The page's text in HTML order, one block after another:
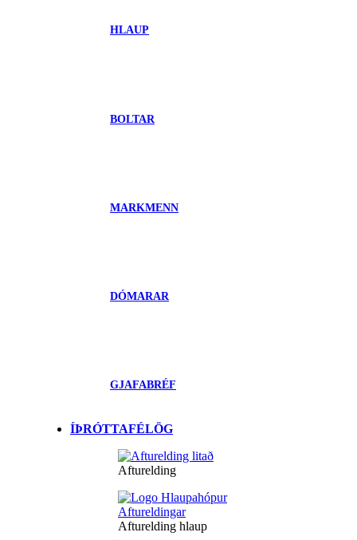
HLAUP
BOLTAR
MARKMENN
DÓMARAR
GJAFABRÉF
ÍÞRÓTTAFÉLÖG
Afturelding
Afturelding hlaup